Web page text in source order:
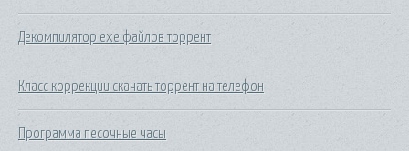
Декомпилятор exe файлов торрент
Класс коррекции скачать торрент на телефон
Программа песочные часы